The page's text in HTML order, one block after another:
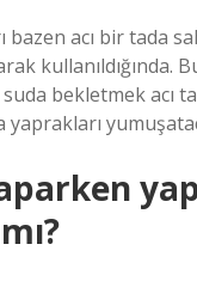
bazen acı bir tada
kullanıldığında.
bekletmek acı
yaprakları